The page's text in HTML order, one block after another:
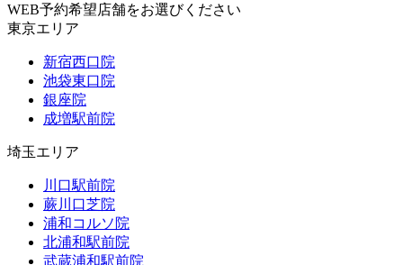
WEB予約希望店舗をお選びください
東京エリア
新宿西口院
池袋東口院
銀座院
成増駅前院
埼玉エリア
川口駅前院
蕨川口芝院
浦和コルソ院
北浦和駅前院
武蔵浦和駅前院